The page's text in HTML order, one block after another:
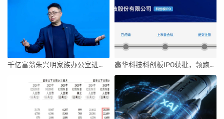
千亿富翁朱兴明家族办公室进军VC圈 鑫华科技科创板IPO获批，领跑国内半导体材料市场